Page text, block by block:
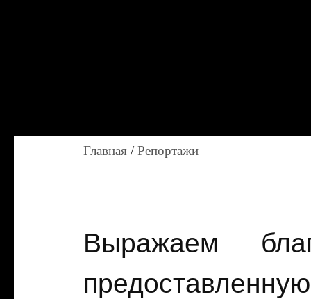
Главная /Репортажи
Выражаем